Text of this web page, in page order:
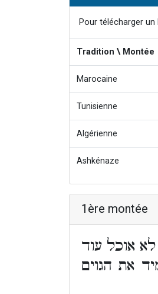
Pour télécharger
Tradition \ Montée
Marocaine
Tunisienne
Algérienne
Ashkénaze
1ère montée
אוכל עוד
את הגוים